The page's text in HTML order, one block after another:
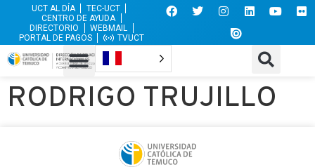
UCT AL DÍA
TEC-UCT
CENTRO DE AYUDA
DIRECTORIO
WEBMAIL
PORTAL DE PAGOS
TVUCT
RODRIGO TRUJILLO